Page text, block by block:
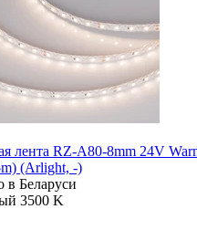
лента RZ-A80-8mm 24V
(Arlight, -)
в Беларуси
3500 K